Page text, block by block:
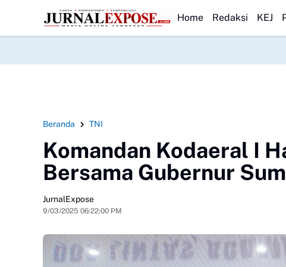
HEADLINE
Diminta Tak PanikDanlanal Nias Kunjungi Polres Nias, Perkuat
Home Redaksi KEJ
Beranda TNI
Komandan Kodaeral I
Bersama Gubernur
JurnalExpose
9/03/2025 06:22:00 PM